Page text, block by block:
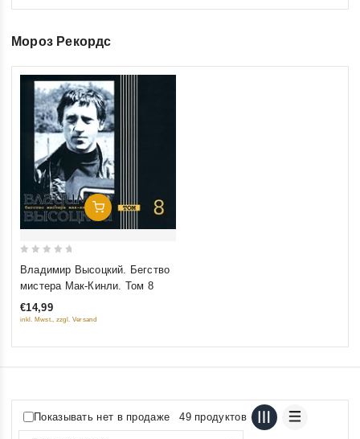
Мороз Рекордс
Добавить В Корзину
5
Владимир Высоцкий. Бегство
мистера Мак-Кинли. Том 8
€14,99
inkl. Mwst., zzgl. Versand
Показывать нет в продаже 49 продуктов